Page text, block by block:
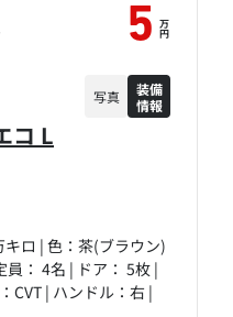
コ L
ロ | 色：茶(ブラウン)
： 4名 | ドア： 5枚 |
CVT | ハンドル：右 |
5 万
円
写真
装備
情報